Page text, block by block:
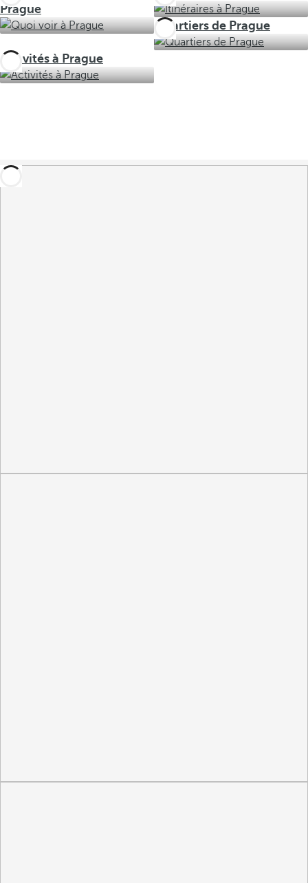
Prague
Quartiers de Prague
Activités à Prague